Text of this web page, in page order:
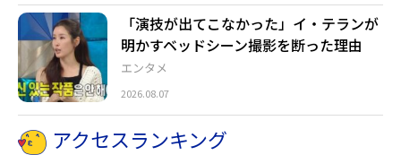
エンタメ
「演技が出てこなかった」イ・テランが
明かすベッドシーン撮影を断った理由
2026.08.07
アクセスランキング